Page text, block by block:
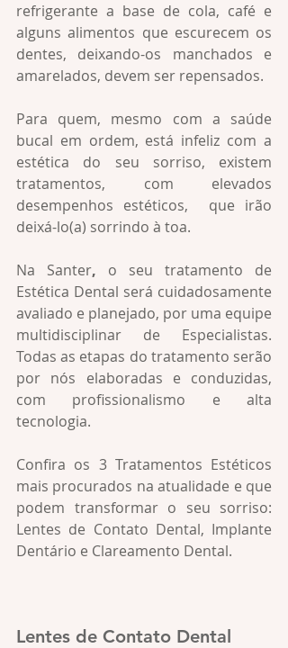
refrigerante a base de cola, café e
alguns alimentos que escurecem os
dentes, deixando-os manchados e
amarelados, devem ser repensados.
Para quem, mesmo com a saúde
bucal em ordem, está infeliz com a
estética do seu sorriso, existem
tratamentos, com elevados
desempenhos estéticos,  que irão
deixá-lo(a) sorrindo à toa.
Na Santer, o seu tratamento de
Estética Dental será cuidadosamente
avaliado e planejado, por uma equipe
multidisciplinar de Especialistas.
Todas as etapas do tratamento serão
por nós elaboradas e conduzidas,
com profissionalismo e alta
tecnologia.
Confira os 3 Tratamentos Estéticos
mais procurados na atualidade e que
podem transformar o seu sorriso:
Lentes de Contato Dental, Implante
Dentário e Clareamento Dental.
Lentes de Contato Dental